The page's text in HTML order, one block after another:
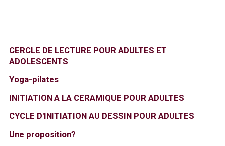
CERCLE DE LECTURE POUR ADULTES ET
ADOLESCENTS
Υoga-pilates
INITIATION A LA CERAMIQUE POUR ADULTES
CYCLE D'INITIATION AU DESSIN POUR ADULTES
Une proposition?